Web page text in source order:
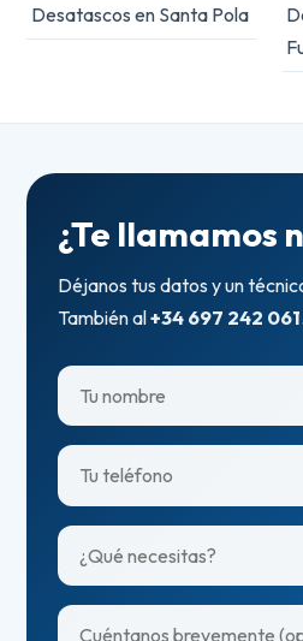
Desatascos en Santa Pola
¿Te llamamos
Déjanos tus datos y un
También al+34 697 242 061.